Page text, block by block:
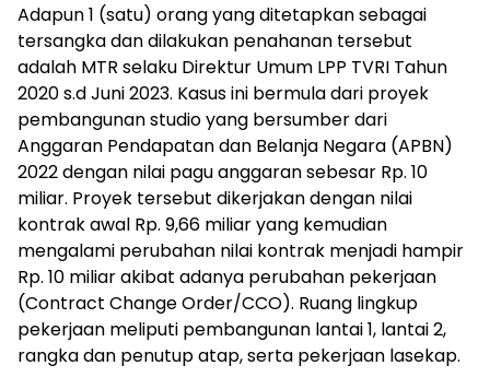
Adapun 1 (satu) orang yang ditetapkan sebagai
tersangka dan dilakukan penahanan tersebut
adalah MTR selaku Direktur Umum LPP TVRI Tahun
2020 s.d Juni 2023. Kasus ini bermula dari proyek
pembangunan studio yang bersumber dari
Anggaran Pendapatan dan Belanja Negara (APBN)
2022 dengan nilai pagu anggaran sebesar Rp. 10
miliar. Proyek tersebut dikerjakan dengan nilai
kontrak awal Rp. 9,66 miliar yang kemudian
mengalami perubahan nilai kontrak menjadi hampir
Rp. 10 miliar akibat adanya perubahan pekerjaan
(Contract Change Order/CCO). Ruang lingkup
pekerjaan meliputi pembangunan lantai 1, lantai 2,
rangka dan penutup atap, serta pekerjaan lasekap.